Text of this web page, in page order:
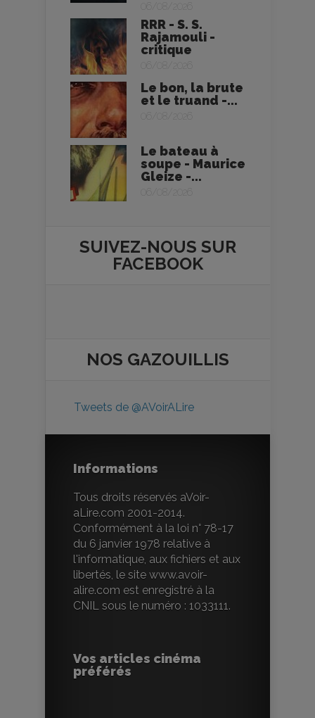
06/08/2026
RRR - S. S.
Rajamouli -
critique
06/08/2026
Le bon, la brute
et le truand -...
06/08/2026
Le bateau à
soupe - Maurice
Gleize -...
06/08/2026
SUIVEZ-NOUS SUR
FACEBOOK
NOS GAZOUILLIS
Tweets de @AVoirALire
Informations
Tous droits réservés aVoir-
aLire.com 2001-2014.
Conformément à la loi n° 78-17
du 6 janvier 1978 relative à
l'informatique, aux fichiers et aux
libertés, le site www.avoir-
alire.com est enregistré à la
CNIL sous le numéro : 1033111.
Vos articles cinéma
préférés